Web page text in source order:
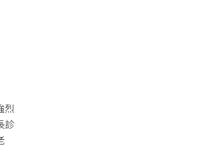
烈
診